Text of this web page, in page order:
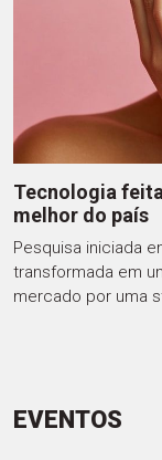
Tecnologia
melhor do país
Pesquisa iniciada
transformada em
mercado por uma
EVENTOS